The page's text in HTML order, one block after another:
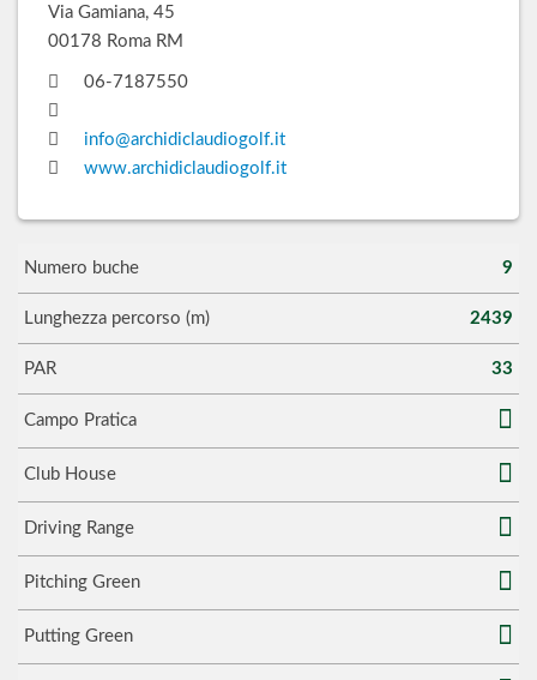
Via Gamiana, 45
00178 Roma RM
06-7187550
info@archidiclaudiogolf.it
www.archidiclaudiogolf.it
Numero buche 9
Lunghezza percorso (m) 2439
PAR 33
Campo Pratica
Club House
Driving Range
Pitching Green
Putting Green